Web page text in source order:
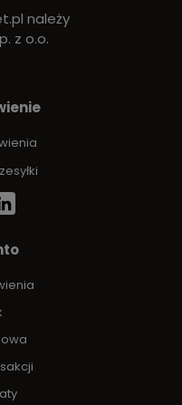
należy
z o.o.